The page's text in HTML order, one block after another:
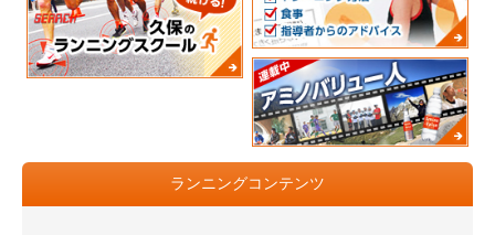
ランニングコンテンツ